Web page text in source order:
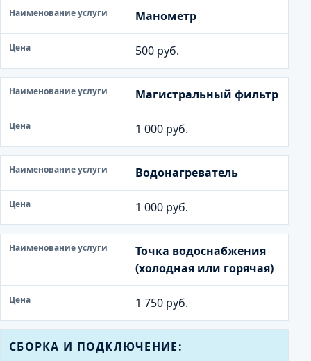
Манометр
500 руб.
Магистральный фильтр
1 000 руб.
Водонагреватель
1 000 руб.
Точка водоснабжения
(холодная или горячая)
1 750 руб.
СБОРКА И ПОДКЛЮЧЕНИЕ: